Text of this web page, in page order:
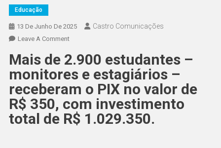
Educação
13 De Junho De 2025 Castro Comunicações
Leave A Comment
Mais de 2.900 estudantes –
monitores e estagiários –
receberam o PIX no valor de
R$ 350, com investimento
total de R$ 1.029.350.